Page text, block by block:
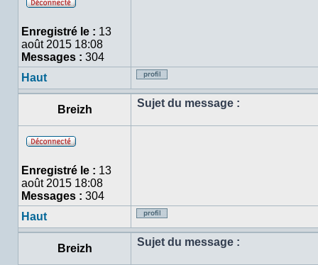
ligne
Enregistré le : 13
août 2015 18:08
Messages : 304
Haut
Profil
Breizh
Sujet du message :
ligne
Enregistré le : 13
août 2015 18:08
Messages : 304
Haut
Profil
Breizh
Sujet du message :